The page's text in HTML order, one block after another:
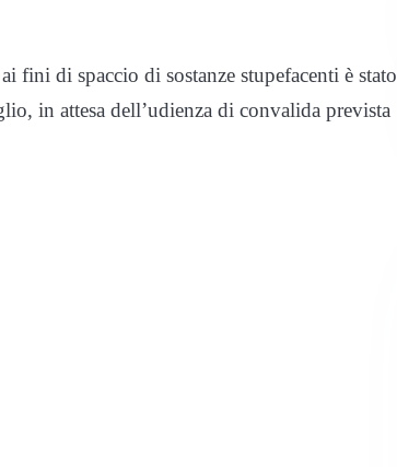
fini di spaccio di sostanze stupefacenti è stato
in attesa dell’udienza di convalida prevista